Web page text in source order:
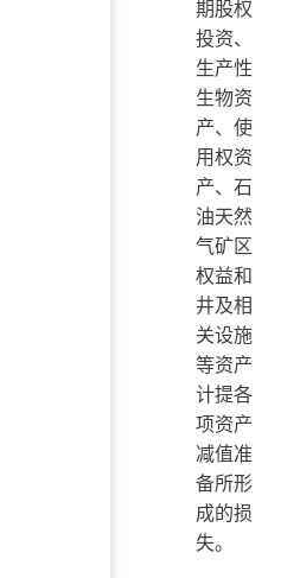
期股权
投资、
生产性
生物资
产、使
用权资
产、石
油天然
气矿区
权益和
井及相
关设施
等资产
计提各
项资产
减值准
备所形
成的损
失。